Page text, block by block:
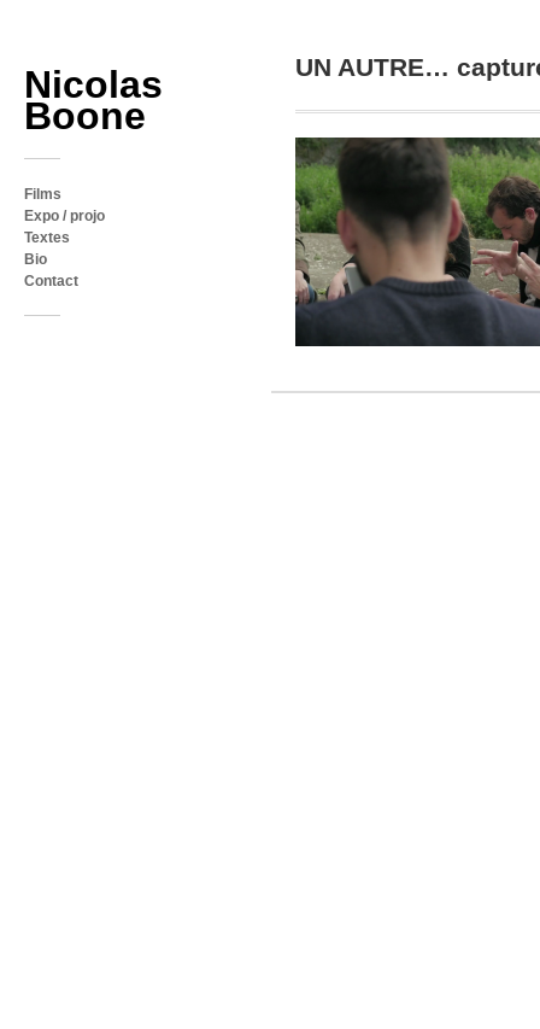
Nicolas
Boone
Films
Expo / projo
Textes
Bio
Contact
UN AUTRE…